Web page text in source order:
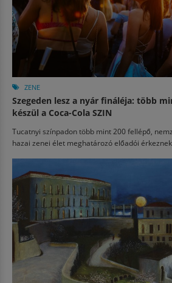
ZENE
Szegeden lesz a nyár fináléja: több
készül a Coca-Cola SZIN
Tucatnyi színpadon több mint 200 fellépő,
hazai zenei élet meghatározó előadói